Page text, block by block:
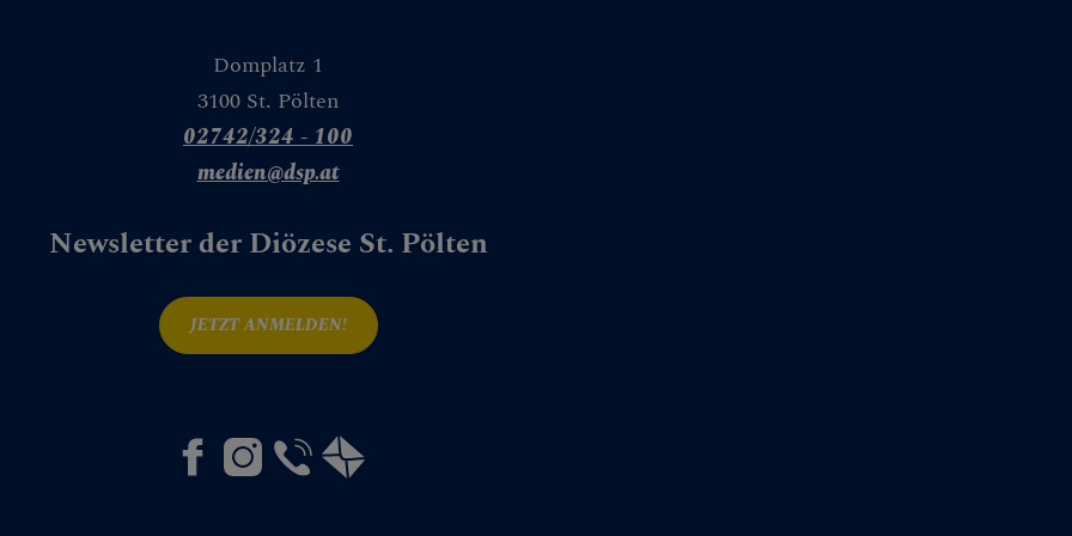
Domplatz 1
3100 St. Pölten
02742/324 - 100
medien@dsp.at
Newsletter der Diözese St. Pölten
JETZT ANMELDEN!